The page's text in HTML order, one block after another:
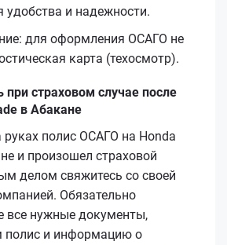
удобства и надежности.
для оформления ОСАГО не
карта (техосмотр).
при страховом случае после
в Абакане
руках полис ОСАГО на Honda
и произошел страховой
делом свяжитесь со своей
Обязательно
все нужные документы,
полис и информацию о